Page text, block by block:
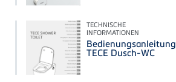
TECHNISCHE
INFORMATIONEN
Bedienungsanleitung
TECE Dusch-WC